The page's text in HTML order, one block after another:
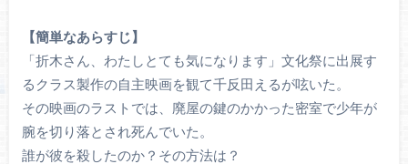
【簡単なあらすじ】
「折木さん、わたしとても気になります」文化祭に出展す
るクラス製作の自主映画を観て千反田えるが呟いた。
その映画のラストでは、廃屋の鍵のかかった密室で少年が
腕を切り落とされ死んでいた。
誰が彼を殺したのか？その方法は？